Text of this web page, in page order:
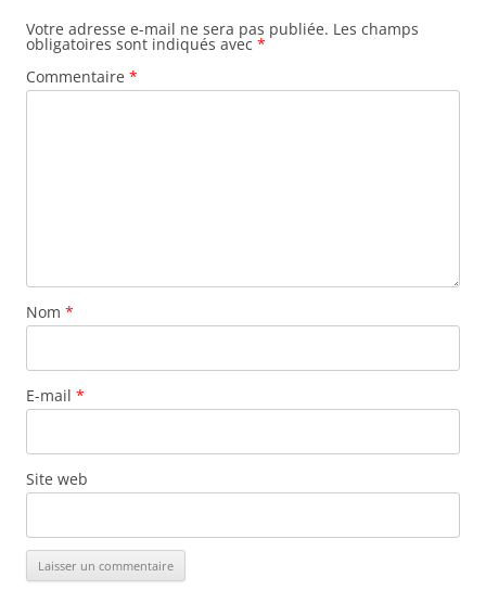
Votre adresse e-mail ne sera pas publiée. Les champs
obligatoires sont indiqués avec *
Commentaire *
Nom *
E-mail *
Site web